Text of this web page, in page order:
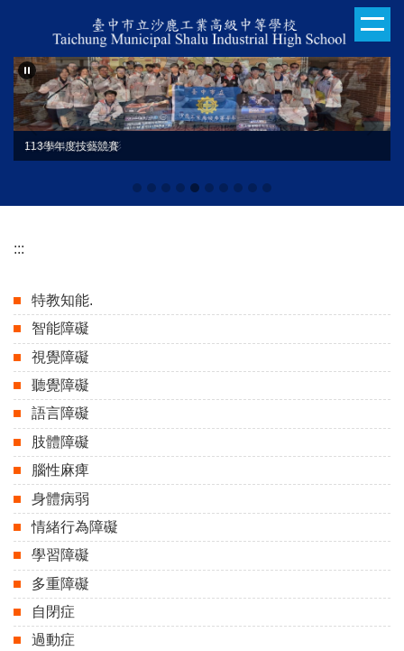
主
要
內
容
日本姊妹校交流合影
113學年度技藝競賽
:::
特教知能.
智能障礙
視覺障礙
聽覺障礙
語言障礙
肢體障礙
腦性麻痺
身體病弱
情緒行為障礙
學習障礙
多重障礙
自閉症
過動症